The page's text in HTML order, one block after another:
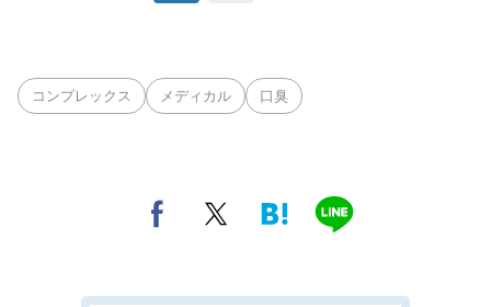
コンプレックス メディカル 口臭